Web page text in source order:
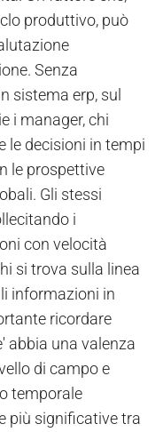
produttivo, può
Senza
sistema erp, sul
i manager, chi
le decisioni in tempi
le prospettive
Gli stessi
i
con velocità
si trova sulla linea
informazioni in
ricordare
abbia una valenza
di campo e
temporale
più significative tra